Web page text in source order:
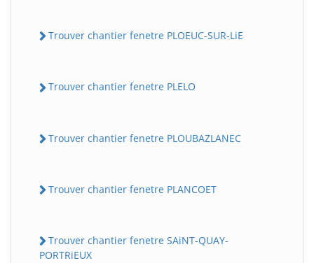
Trouver chantier fenetre PLOEUC-SUR-LiE
Trouver chantier fenetre PLELO
Trouver chantier fenetre PLOUBAZLANEC
Trouver chantier fenetre PLANCOET
Trouver chantier fenetre SAiNT-QUAY-
PORTRiEUX